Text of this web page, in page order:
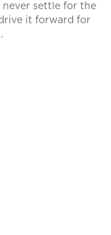
never settle for the
it forward for